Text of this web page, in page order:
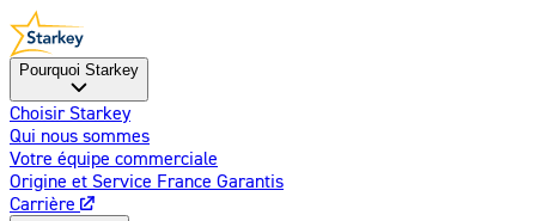
Pourquoi Starkey
Choisir Starkey
Qui nous sommes
Votre équipe commerciale
Origine et Service France Garantis
Carrière